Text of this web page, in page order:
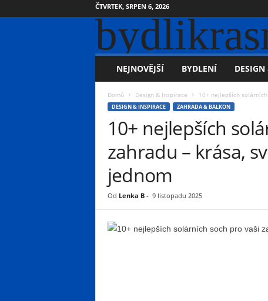
ČTVRTEK, SRPEN 6, 2026
NEJNOVĚJŠÍ BYDLENÍ
Domů Design & Inspirace 10+ nejlepších
DESIGN & INSPIRACE ZAHRADA & BALKON
10+ nejlepších
zahradu – krása,
jednom
Od Lenka B- 9 listopadu 2025